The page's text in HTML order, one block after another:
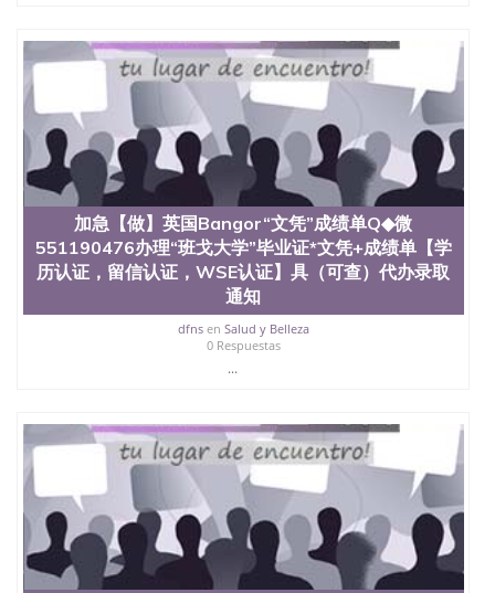
University）圣何塞州立大学结业证（San Jose State
University）圣何塞州立大学结业证（San Jose State
University）圣何塞州立大学结业证（San Jose State
University）圣何塞州立大学学位证（San Jose State
University）圣何塞州立大学学位证（San Jose State
University）圣何塞州立大学学历证书（San Jose
State University）圣何塞州立大学学历证书（San
Jose State University）圣何塞州立大学学历证书
（San Jose State University）澳洲读书未毕业找人做
文凭学位qq微信551190476澳洲读CQU中央昆士兰大
学学历 绩单购买学位证书/澳洲读本科硕士做文凭/购
买澳洲大学毕业证成绩单假文凭学历
offieUniversityofSouthernQueensland 澳洲读书未毕
业找人做文凭学位qq微信551190476澳洲读CQU中央
昆士兰大学学历成绩单购买学位证书/澳洲读本科硕
士做文凭/购买澳洲大学毕业证成绩单假文凭学历加
认证，WSE认证】具（可查）代办录取通知书、
Offer、在读证明、雅思托福成绩单、办理国外学历证
书、代办认证书、出售（全套留学回国必备证明材
料，给父母及亲朋好友一份完美交代）Imperial
College London
加急【做】英国Bangor“文凭”成绩单Q◆微
551190476办理“班戈大学”毕业证*文凭+成绩单【学
历认证，留信认证，WSE认证】具（可查）代办录取
通知
dfnsen Salud y Belleza
0 Respuestas
...